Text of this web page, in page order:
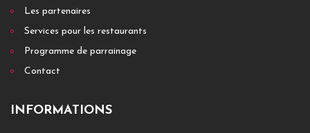
Les partenaires
Services pour les restaurants
Programme de parrainage
Contact
INFORMATIONS